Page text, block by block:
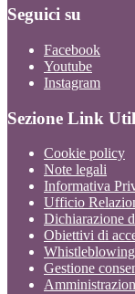
Seguici su
Facebook
Youtube
Instagram
Sezione Link
Cookie policy
Note legali
Informativa
Ufficio
Dichiarazione
Obiettivi di
Whistleblowing
Gestione